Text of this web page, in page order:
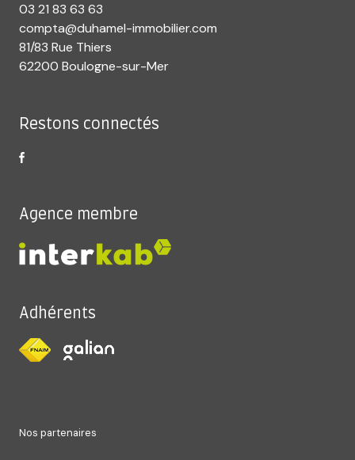
03 21 83 63 63
compta@duhamel-immobilier.com
81/83 Rue Thiers
62200 Boulogne-sur-Mer
Restons connectés
Agence membre
Adhérents
nos partenaires